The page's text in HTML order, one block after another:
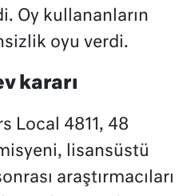
Oy kullananların
oyu verdi.
kararı
Local 4811, 48
lisansüstü
araştırmacıları